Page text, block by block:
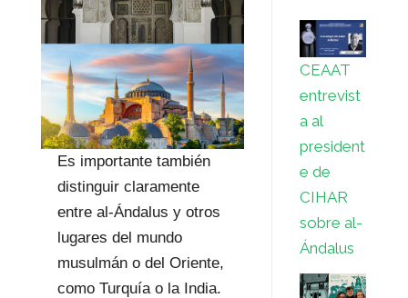
Es importante también
distinguir claramente
entre al-Ándalus y otros
lugares del mundo
musulmán o del Oriente,
como Turquía o la India.
CEAAT
entrevist
a al
president
e de
CIHAR
sobre al-
Ándalus